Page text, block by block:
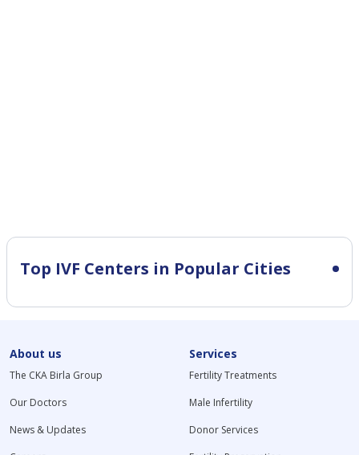
Top IVF Centers in Popular Cities
About us
The CKA Birla Group
Our Doctors
News & Updates
Services
Fertility Treatments
Male Infertility
Donor Services